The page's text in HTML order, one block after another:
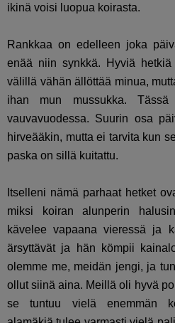
ikinä voisi luopua koirasta.
Rankkaa on edelleen joka
enää niin synkkä. Hyviä
välillä vähän ällöttää minua,
ihan mun mussukka.
vauvavuodessa. Suurin osa
hirveääkin, mutta ei tarvita kun
paska on sillä kuitattu.
Itselleni nämä parhaat hetket
miksi koiran alunperin
kävelee vapaana vieressä ja
ärsyttävät ja hän kömpii
olemme me, meidän jengi, ja
ollut siinä aina. Meillä oli hyvä
se tuntuu vielä enemmän